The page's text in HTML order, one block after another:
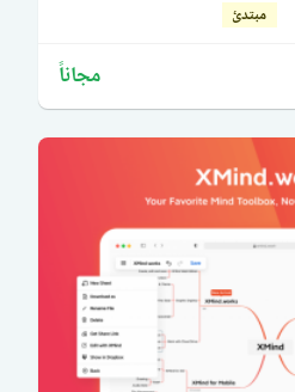
مبتدئ
مجاناً